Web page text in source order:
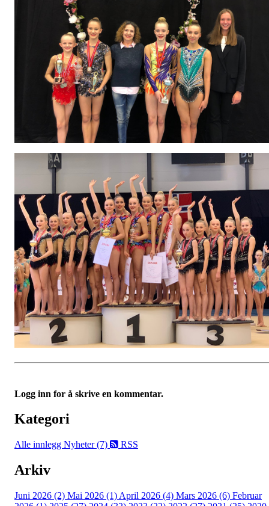
Logg inn for å skrive en kommentar.
Kategori
Alle innlegg Nyheter (7) RSS
Arkiv
Juni 2026 (2) Mai 2026 (1) April 2026 (4) Mars 2026 (6) Februar